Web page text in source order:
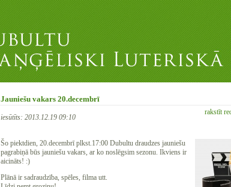
Jauniešu vakars 20.decembrī
iesūtīts: 2013.12.19 09:10
rakstīt
Šo piektdien, 20.decembrī plkst.17:00 Dubultu draudzes jauniešu
pagrabiņā būs jauniešu vakars, ar ko noslēgsim sezonu. Ikviens ir
aicināts! :)
Plānā ir sadraudzība, spēles, filma utt.